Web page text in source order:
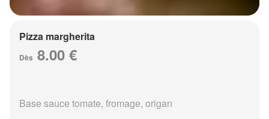
Pizza margherita
Dès 8.00 €
Base sauce tomate, fromage, origan